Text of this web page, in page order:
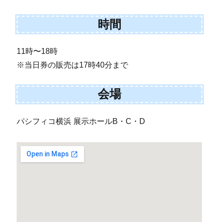
時間
11時〜18時
※当日券の販売は17時40分まで
会場
パシフィコ横浜 展示ホールB・C・D